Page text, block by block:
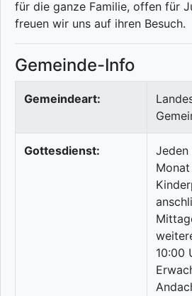
für die ganze Familie, offen für
freuen wir uns auf ihren Besuch.
Gemeinde-Info
Gemeindeart:
Gottesdienst:
Jeden
10:00